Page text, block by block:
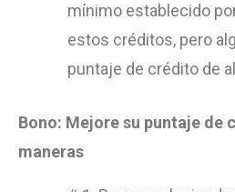
mínimo establecido
estos créditos, pero
puntaje de crédito de
Bono: Mejore su puntaje de
maneras